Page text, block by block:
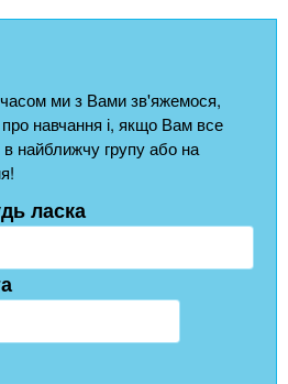
ми з Вами зв'яжемося,
навчання і, якщо Вам все
найближчу групу або на
ласка